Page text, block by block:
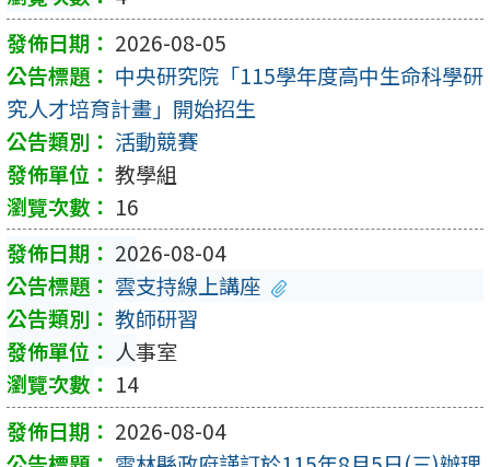
2026-08-05
中央研究院「115學年度高中生命科學研
究人才培育計畫」開始招生
活動競賽
教學組
16
2026-08-04
雲支持線上講座
教師研習
人事室
14
2026-08-04